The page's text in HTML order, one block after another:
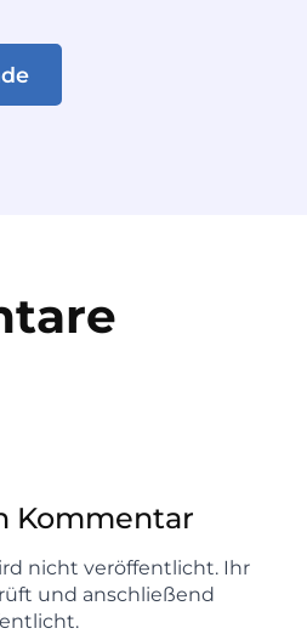
Kommentar
nicht veröffentlicht. Ihr
und anschließend